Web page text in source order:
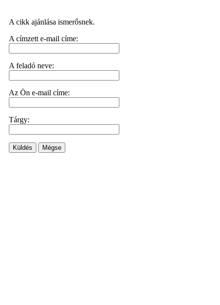
A cikk ajánlása ismerősnek.
A címzett e-mail címe:
A feladó neve:
Az Ön e-mail címe:
Tárgy:
Küldés Mégse